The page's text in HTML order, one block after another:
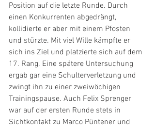
Position auf die letzte Runde. Durch
einen Konkurrenten abgedrängt,
kollidierte er aber mit einem Pfosten
und stürzte. Mit viel Wille kämpfte er
sich ins Ziel und platzierte sich auf dem
17. Rang. Eine spätere Untersuchung
ergab gar eine Schulterverletzung und
zwingt ihn zu einer zweiwöchigen
Trainingspause. Auch Felix Sprenger
war auf der ersten Runde stets in
Sichtkontakt zu Marco Püntener und